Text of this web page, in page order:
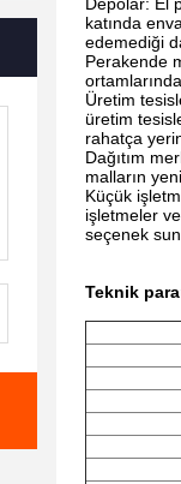
katında
edemediği
Perakende
Üretim
üretim
rahatça
Dağıtım
malların
Küçük
işletmeler
seçenek
Teknik